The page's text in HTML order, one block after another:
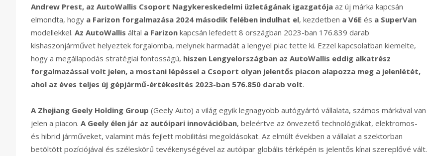
Andrew Prest, az AutoWallis Csoport Nagykereskedelmi üzletágának igazgatója az új márka kapcsán
elmondta, hogy a Farizon forgalmazása 2024 második felében indulhat el, kezdetben a V6E és a SuperVan
modellekkel. Az AutoWallis által a Farizon kapcsán lefedett 8 országban 2023-ban 176.839 darab
kishaszonjárművet helyeztek forgalomba, melynek harmadát a lengyel piac tette ki. Ezzel kapcsolatban kiemelte,
hogy a megállapodás stratégiai fontosságú, hiszen Lengyelországban az AutoWallis eddig alkatrész
forgalmazással volt jelen, a mostani lépéssel a Csoport olyan jelentős piacon alapozza meg a jelenlétét,
ahol az éves teljes új gépjármű-értékesítés 2023-ban 576.850 darab volt.
A Zhejiang Geely Holding Group (Geely Auto) a világ egyik legnagyobb autógyártó vállalata, számos márkával van
jelen a piacon. A Geely élen jár az autóipari innovációban, beleértve az önvezető technológiákat, elektromos-
és hibrid járműveket, valamint más fejlett mobilitási megoldásokat. Az elmúlt években a vállalat a szektorban
betöltött pozíciójával és széleskörű tevékenységével az autóipar globális térképén is jelentős kínai szereplővé vált.